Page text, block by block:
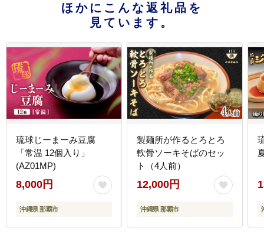
ほかにこんな返礼品を
見ています。
琉球じーまーみ豆腐
「常温 12個入り」
(AZ01MP)
8,000円
沖縄県 那覇市
製麺所が作るとろとろ
軟骨ソーキそばのセッ
ト（4人前）
12,000円
沖縄県 那覇市